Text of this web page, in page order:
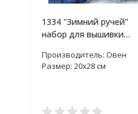
1334 "Зимний ручей"
набор для вышивки
Производитель: Овен
Размер: 20х28 см